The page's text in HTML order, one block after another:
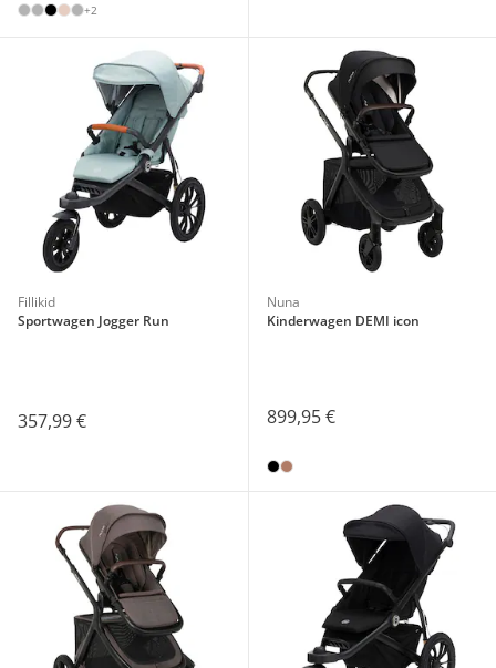
+2
Fillikid
Sportwagen Jogger Run
357,99 €
Nuna
Kinderwagen DEMI icon
899,95 €